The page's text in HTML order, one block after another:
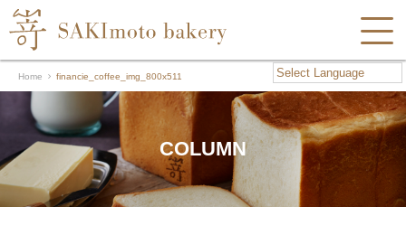
Home financie_coffee_img_800x511
COLUMN